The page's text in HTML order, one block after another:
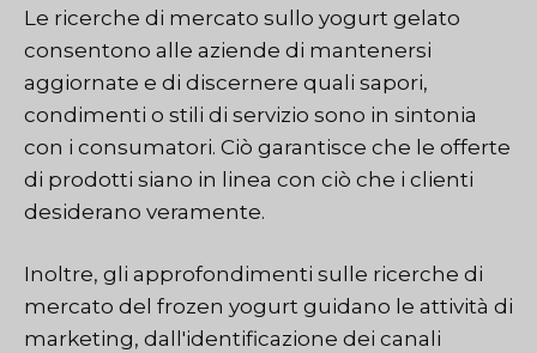
Le ricerche di mercato sullo yogurt gelato
consentono alle aziende di mantenersi
aggiornate e di discernere quali sapori,
condimenti o stili di servizio sono in sintonia
con i consumatori. Ciò garantisce che le offerte
di prodotti siano in linea con ciò che i clienti
desiderano veramente.
Inoltre, gli approfondimenti sulle ricerche di
mercato del frozen yogurt guidano le attività di
marketing, dall'identificazione dei canali